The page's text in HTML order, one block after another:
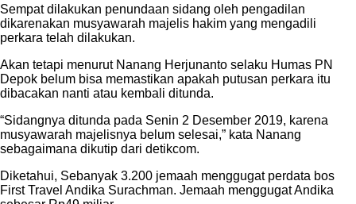
Sempat dilakukan penundaan sidang oleh pengadilan
dikarenakan musyawarah majelis hakim yang mengadili
perkara telah dilakukan.
Akan tetapi menurut Nanang Herjunanto selaku Humas PN
Depok belum bisa memastikan apakah putusan perkara itu
dibacakan nanti atau kembali ditunda.
“Sidangnya ditunda pada Senin 2 Desember 2019, karena
musyawarah majelisnya belum selesai,” kata Nanang
sebagaimana dikutip dari detikcom.
Diketahui, Sebanyak 3.200 jemaah menggugat perdata bos
First Travel Andika Surachman. Jemaah menggugat Andika